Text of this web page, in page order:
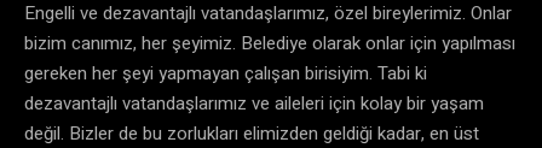
Engelli ve dezavantajlı vatandaşlarımız, özel bireylerimiz. Onlar
bizim canımız, her şeyimiz. Belediye olarak onlar için yapılması
gereken her şeyi yapmayan çalışan birisiyim. Tabi ki
dezavantajlı vatandaşlarımız ve aileleri için kolay bir yaşam
değil. Bizler de bu zorlukları elimizden geldiği kadar, en üst